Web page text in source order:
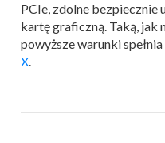
PCIe, zdolne bezpiecznie
kartę graficzną. Taką, jak
powyższe warunki spełnia
X.